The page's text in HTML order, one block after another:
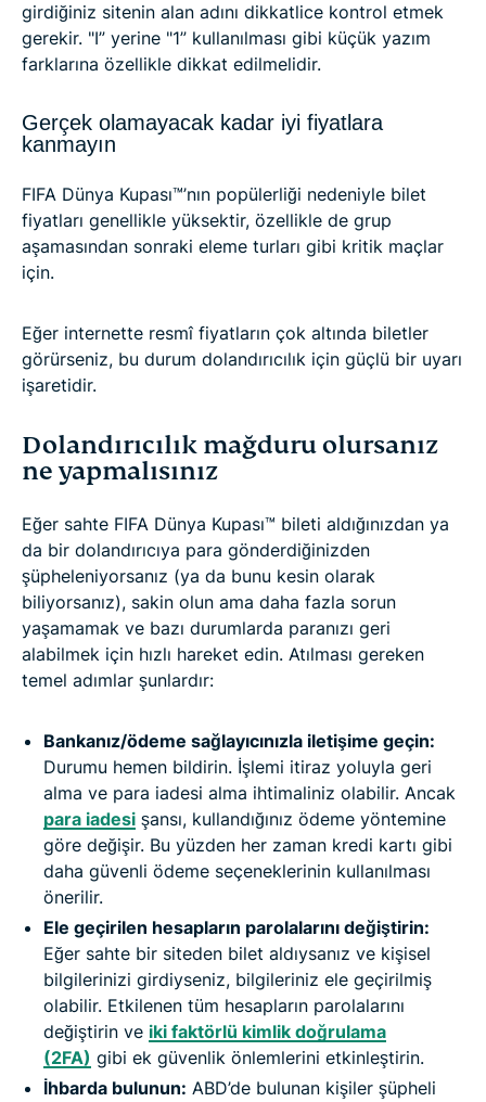
girdiğiniz sitenin alan adını dikkatlice kontrol etmek
gerekir. "I” yerine "1” kullanılması gibi küçük yazım
farklarına özellikle dikkat edilmelidir.
Gerçek olamayacak kadar iyi fiyatlara
kanmayın
FIFA Dünya Kupası™’nın popülerliği nedeniyle bilet
fiyatları genellikle yüksektir, özellikle de grup
aşamasından sonraki eleme turları gibi kritik maçlar
için.
Eğer internette resmî fiyatların çok altında biletler
görürseniz, bu durum dolandırıcılık için güçlü bir uyarı
işaretidir.
Dolandırıcılık mağduru olursanız
ne yapmalısınız
Eğer sahte FIFA Dünya Kupası™ bileti aldığınızdan ya
da bir dolandırıcıya para gönderdiğinizden
şüpheleniyorsanız (ya da bunu kesin olarak
biliyorsanız), sakin olun ama daha fazla sorun
yaşamamak ve bazı durumlarda paranızı geri
alabilmek için hızlı hareket edin. Atılması gereken
temel adımlar şunlardır:
Bankanız/ödeme sağlayıcınızla iletişime geçin:
Durumu hemen bildirin. İşlemi itiraz yoluyla geri
alma ve para iadesi alma ihtimaliniz olabilir. Ancak
para iadesi şansı, kullandığınız ödeme yöntemine
göre değişir. Bu yüzden her zaman kredi kartı gibi
daha güvenli ödeme seçeneklerinin kullanılması
önerilir.
Ele geçirilen hesapların parolalarını değiştirin:
Eğer sahte bir siteden bilet aldıysanız ve kişisel
bilgilerinizi girdiyseniz, bilgileriniz ele geçirilmiş
olabilir. Etkilenen tüm hesapların parolalarını
değiştirin ve iki faktörlü kimlik doğrulama
(2FA) gibi ek güvenlik önlemlerini etkinleştirin.
İhbarda bulunun: ABD’de bulunan kişiler şüpheli